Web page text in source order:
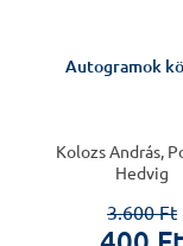
Autogramok
Kolozs András,
Hedvig
3.600 Ft